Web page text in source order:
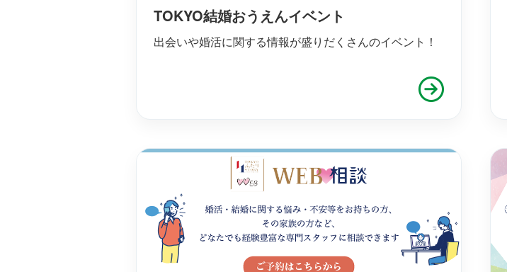
TOKYO結婚おうえんイベント
出会いや婚活に関する情報が盛りだくさんのイベント！